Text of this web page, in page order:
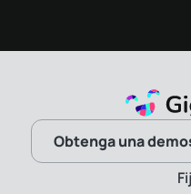
Obtenga una